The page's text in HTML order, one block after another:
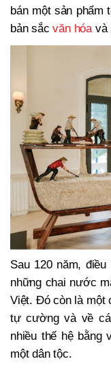
bán một sản phẩm
bản sắcvăn hóa và
Sau 120 năm,
những chai nước
Việt. Đó còn là một
tự cường và về
nhiều thế hệ bằng
một dân tộc.